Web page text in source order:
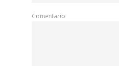
Comentario